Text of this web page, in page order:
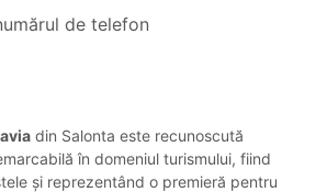
de telefon
din Salonta este recunoscută
în domeniul turismului, fiind
și reprezentând o premieră pentru